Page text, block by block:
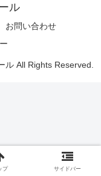
ル
お問い合わせ
All Rights Reserved.
プ サイドバー